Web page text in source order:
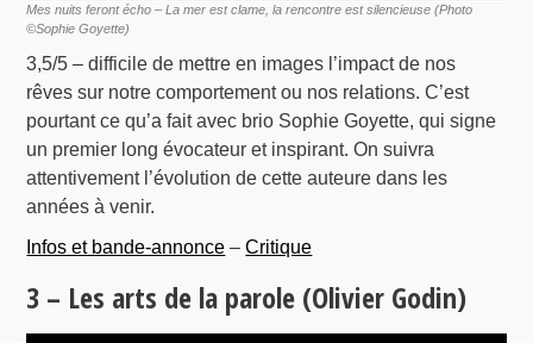
Mes nuits feront écho – La mer est clame, la rencontre est silencieuse (Photo
©Sophie Goyette)
3,5/5 – difficile de mettre en images l’impact de nos
rêves sur notre comportement ou nos relations. C’est
pourtant ce qu’a fait avec brio Sophie Goyette, qui signe
un premier long évocateur et inspirant. On suivra
attentivement l’évolution de cette auteure dans les
années à venir.
Infos et bande-annonce –Critique
3 – Les arts de la parole (Olivier Godin)